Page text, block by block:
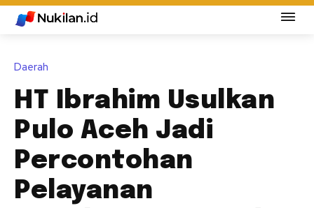
Daerah
HT Ibrahim Usulkan
Pulo Aceh Jadi
Percontohan
Pelayanan